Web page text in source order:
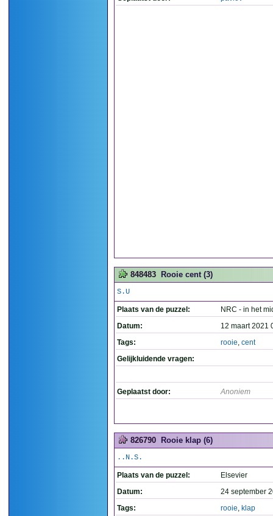
848483 Rooie cent (3)
S.U
Plaats van de puzzel:
NRC - in het
Datum:
12 maart 2021
Tags:
rooie, cent
Gelijkluidende vragen:
Geplaatst door: Anoniem
826790 Rooie klap (6)
..N.S.
Plaats van de puzzel:
Elsevier
Datum:
24 september
Tags:
rooie, klap